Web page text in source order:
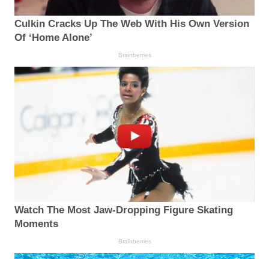
Culkin Cracks Up The Web With His Own Version
Of ‘Home Alone’
Brainberries
Watch The Most Jaw‑Dropping Figure Skating
Moments
Brainberries